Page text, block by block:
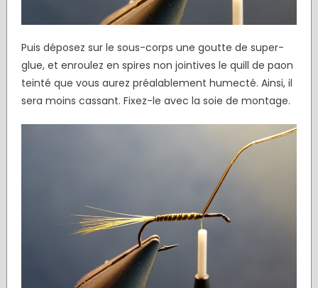
Puis déposez sur le sous-corps une goutte de super-
glue, et enroulez en spires non jointives le quill de paon
teinté que vous aurez préalablement humecté. Ainsi, il
sera moins cassant. Fixez-le avec la soie de montage.